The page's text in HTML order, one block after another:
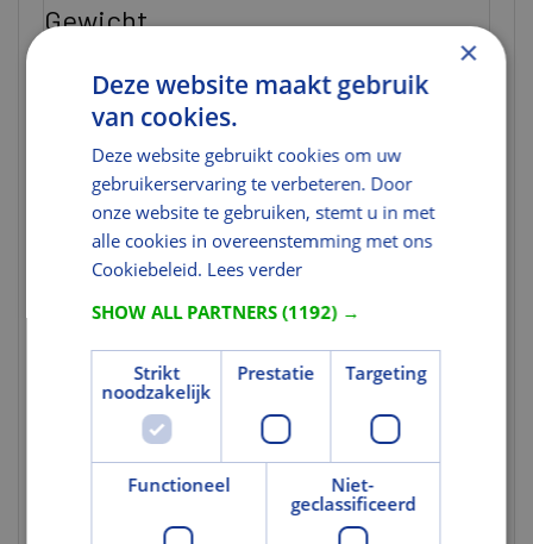
Gewicht
Brutogewicht
1,683
Gewicht eenheid
Kleur en Oppervlak
Kleurcode 1276SWL
Tekst
toelichting 1
plisségordijnen bieden privacy en een
elegant lichteffect voor een kamer met
raam worden geplaatst, om de
lichtinval bij te stellen terwijl u nog
steeds naar buiten kunt kijken. VELUX
×
Deze website maakt gebruik
van cookies.
Deze website gebruikt cookies om uw
gebruikerservaring te verbeteren. Door
onze website te gebruiken, stemt u in met
alle cookies in overeenstemming met ons
Cookiebeleid. Lees verder
SHOW ALL PARTNERS(1192) →
Strikt
noodzakelijk
Prestatie Targeting
Functioneel
Niet-
geclassificeerd